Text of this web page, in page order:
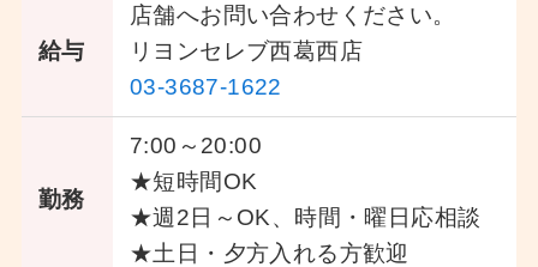
給与
店舗へお問い合わせください。
リヨンセレブ西葛西店
03-3687-1622
勤務
7:00～20:00
★短時間OK
★週2日～OK、時間・曜日応相談
★土日・夕方入れる方歓迎